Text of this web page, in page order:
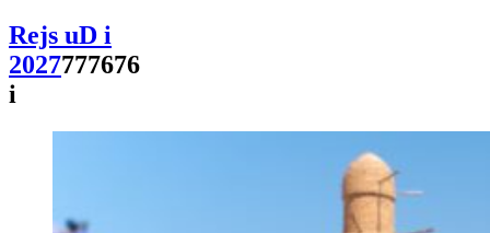
Rejs uD i
2027777676
i